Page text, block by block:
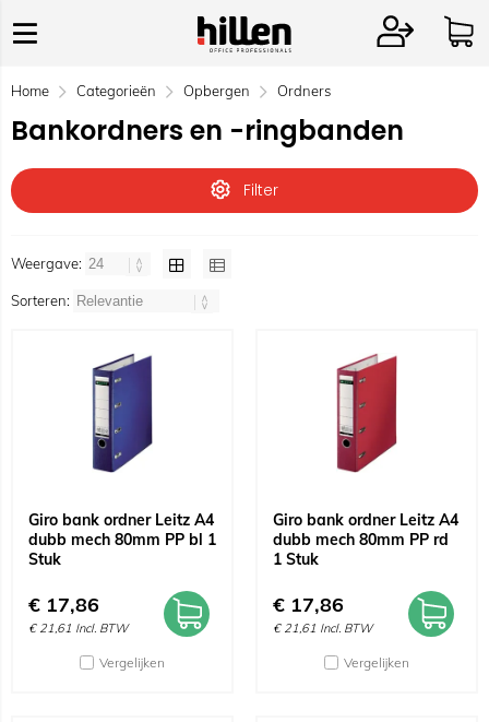
Home Categorieën Opbergen Ordners
Bankordners en -ringbanden
Filter
Weergave:
Sorteren:
Giro bank ordner Leitz A4
dubb mech 80mm PP bl 1
Stuk
€ 17,86
€ 21,61 Incl. BTW
Vergelijken
Giro bank ordner Leitz A4
dubb mech 80mm PP rd
1 Stuk
€ 17,86
€ 21,61 Incl. BTW
Vergelijken